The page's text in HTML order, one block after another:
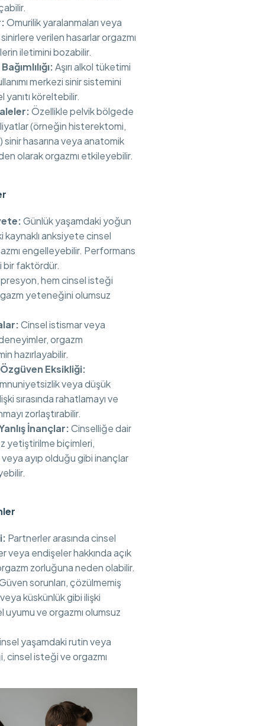
Omurilik yaralanmaları veya
verilen hasarlar orgazmı
iletimini bozabilir.
Aşırı alkol tüketimi
merkezi sinir sistemini
köreltebilir.
Özellikle pelvik bölgede
(örneğin histerektomi,
hasarına veya anatomik
olarak orgazmı etkileyebilir.
Günlük yaşamdaki yoğun
kaynaklı anksiyete cinsel
engelleyebilir. Performans
bir faktördür.
hem cinsel isteği
yeteneğini olumsuz
Cinsel istismar veya
orgazm
hazırlayabilir.
Eksikliği:
veya düşük
sırasında rahatlamayı ve
zorlaştırabilir.
İnançlar:Cinselliğe dair
yetiştirilme biçimleri,
ayıp olduğu gibi inançlar
Partnerler arasında cinsel
veya endişeler hakkında açık
zorluğuna neden olabilir.
sorunları, çözülmemiş
küskünlük gibi ilişki
uyumu ve orgazmı olumsuz
yaşamdaki rutin veya
cinsel isteği ve orgazmı